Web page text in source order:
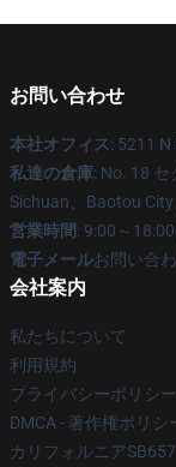
お問い合わせ
本社オフィス: 5211 N
私達の倉庫: No. 18 セ
Sichuan、Baotou
営業時間: 9:00～
電子メールお問い合
会社案内
私たちについて
利用規約
プライバシーポリシー
DMCA - 著作権ポリシ
カリフォルニア